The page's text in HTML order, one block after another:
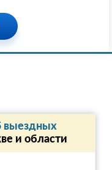
выездных
и области